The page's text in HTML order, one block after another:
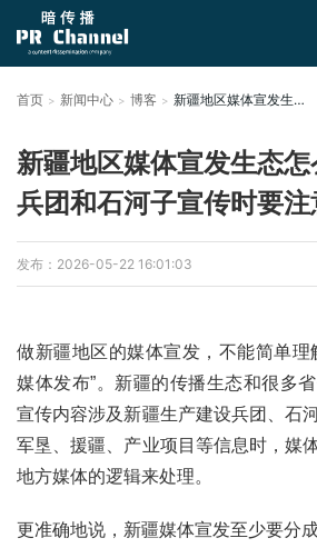
首页 新闻中心 博客 新疆地区媒体宣发生态怎么理解？涉及兵团和石河子宣传时要注意什么
新疆地区媒体宣发生态
兵团和石河子宣传时要
发布：2026-05-22 16:01:03
做新疆地区的媒体宣发，不能简单理
媒体发布”。新疆的传播生态和很多
宣传内容涉及新疆生产建设兵团、石
军垦、援疆、产业项目等信息时，媒
地方媒体的逻辑来处理。
更准确地说，新疆媒体宣发至少要分